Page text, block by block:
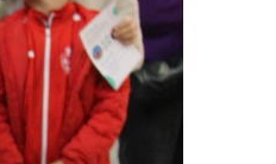
Publicaties
Wetenschap
Glutenvrij leven